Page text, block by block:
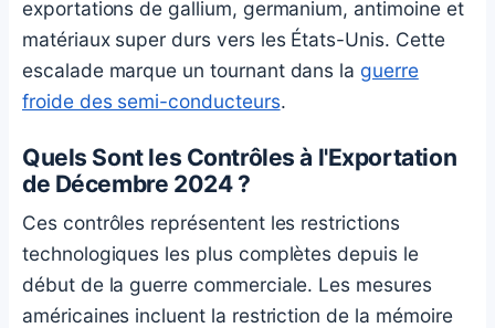
exportations de gallium, germanium, antimoine et
matériaux super durs vers les États-Unis. Cette
escalade marque un tournant dans la guerre
froide des semi-conducteurs.
Quels Sont les Contrôles à l'Exportation
de Décembre 2024 ?
Ces contrôles représentent les restrictions
technologiques les plus complètes depuis le
début de la guerre commerciale. Les mesures
américaines incluent la restriction de la mémoire